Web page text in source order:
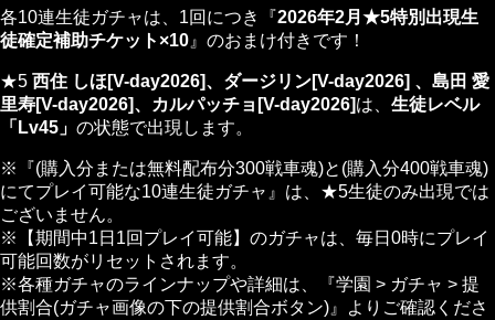
各10連生徒ガチャは、1回につき『2026年2月★5特別出現生
徒確定補助チケット×10 』のおまけ付きです！
★5 西住 しほ[V-day2026]、ダージリン[V-day2026] 、島田 愛
里寿[V-day2026]、カルパッチョ[V-day2026]は、 生徒レベル
「Lv45」 の状態で出現します。
※『(購入分または無料配布分300戦車魂)と(購入分400戦車魂)
にてプレイ可能な10連生徒ガチャ』は、★5生徒のみ出現では
ございません。
※【期間中1日1回プレイ可能】のガチャは、毎日0時にプレイ
可能回数がリセットされます。
※各種ガチャのラインナップや詳細は、『学園 > ガチャ > 提
供割合(ガチャ画像の下の提供割合ボタン)』よりご確認くださ